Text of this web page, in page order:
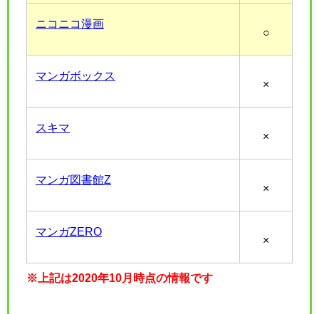
ニコニコ漫画
○
マンガボックス
×
スキマ
×
マンガ図書館Z
×
マンガZERO
×
※上記は2020年10月時点の情報です